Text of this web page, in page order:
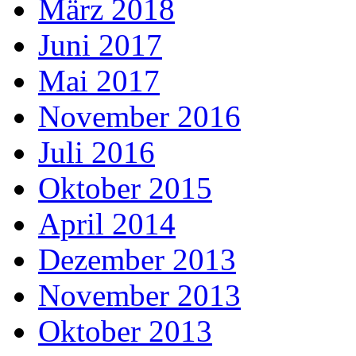
März 2018
Juni 2017
Mai 2017
November 2016
Juli 2016
Oktober 2015
April 2014
Dezember 2013
November 2013
Oktober 2013